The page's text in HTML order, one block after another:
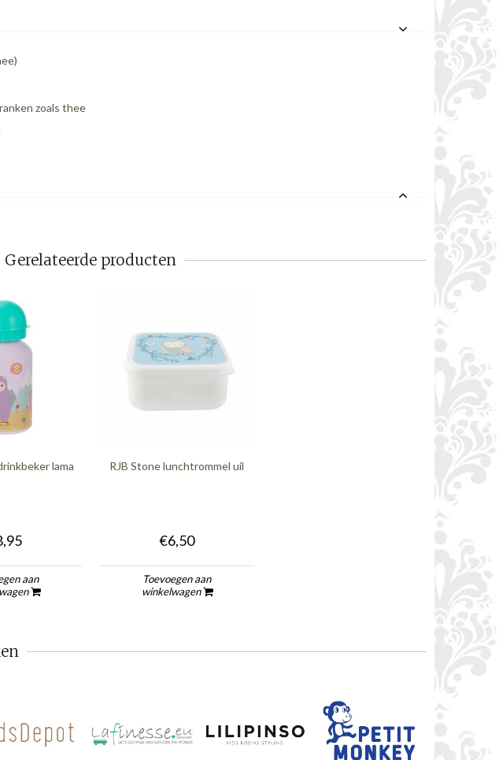
zoals thee
Gerelateerde producten
lama
aan
RJB Stone lunchtrommel uil
€6,50
Toevoegen aan
winkelwagen